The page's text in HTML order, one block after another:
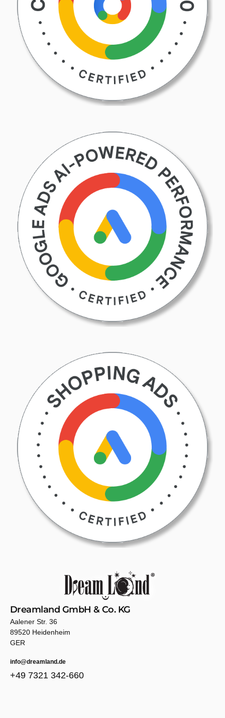
Dreamland GmbH & Co. KG
Aalener Str. 36
89520 Heidenheim
GER
info@dreamland.de
+49 7321 342-660